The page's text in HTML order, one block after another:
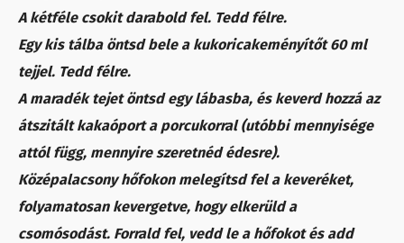
A kétféle csokit darabold fel. Tedd félre.
Egy kis tálba öntsd bele a kukoricakeményítőt 60 ml
tejjel. Tedd félre.
A maradék tejet öntsd egy lábasba, és keverd hozzá az
átszitált kakaóport a porcukorral (utóbbi mennyisége
attól függ, mennyire szeretnéd édesre).
Középalacsony hőfokon melegítsd fel a keveréket,
folyamatosan kevergetve, hogy elkerüld a
csomósodást. Forrald fel, vedd le a hőfokot és add